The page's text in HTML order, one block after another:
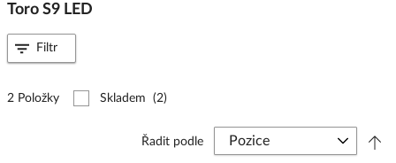
Toro S9 LED
2 Položky Skladem (2)
Řadit podle
Filtr